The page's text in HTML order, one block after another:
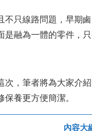
不只線路問題，早期
是融為一體的零件，
次，筆者將為大家介
保養更方便簡潔。
內容大